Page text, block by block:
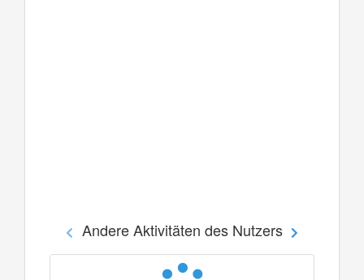
Andere Aktivitäten des Nutzers